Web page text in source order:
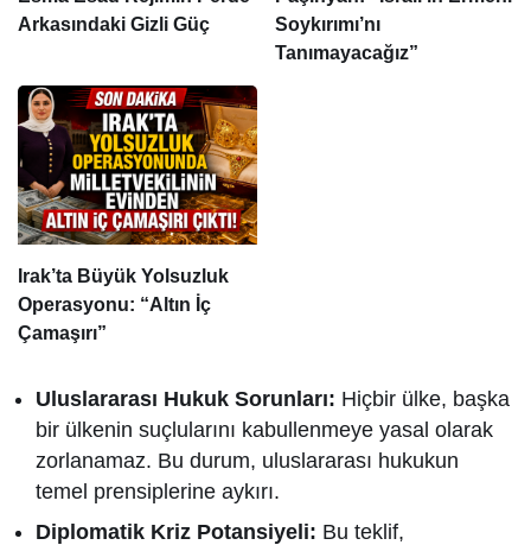
Arkasındaki Gizli Güç
Soykırımı’nı
Tanımayacağız”
Irak’ta Büyük Yolsuzluk
Operasyonu: “Altın İç
Çamaşırı”
Uluslararası Hukuk Sorunları: Hiçbir ülke, başka
bir ülkenin suçlularını kabullenmeye yasal olarak
zorlanamaz. Bu durum, uluslararası hukukun
temel prensiplerine aykırı.
Diplomatik Kriz Potansiyeli: Bu teklif,